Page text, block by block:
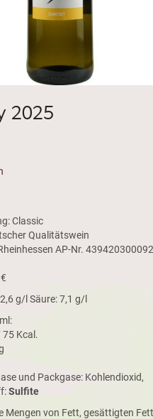
2025
Classic
Qualitätswein
AP-Nr.
g/l Säure: 7,1 g/l
Kcal.
und Packgase: Kohlendioxid,
Sulfite
Mengen von Fett, gesättigten